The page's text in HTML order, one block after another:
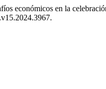
económicos en la